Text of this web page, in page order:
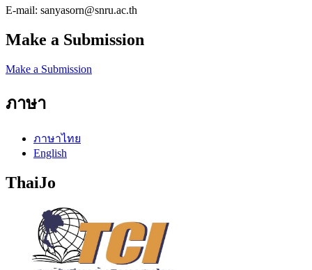
E-mail: sanyasorn@snru.ac.th
Make a Submission
Make a Submission
ภาษา
ภาษาไทย
English
ThaiJo